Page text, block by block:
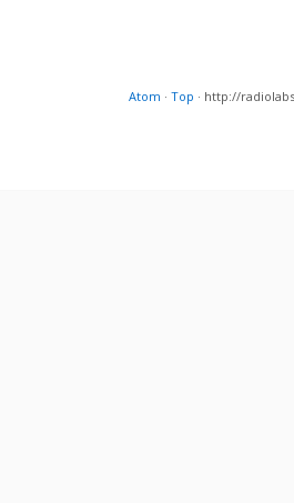
Atom · Top · http://